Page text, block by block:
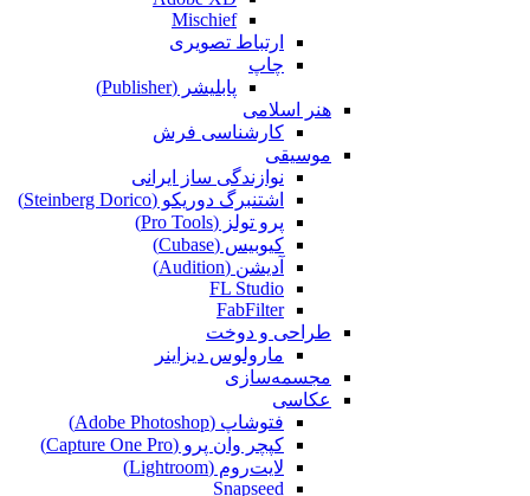
Mischief
ارتباط تصویری
چاپ
پابلیشر (Publisher)
هنر اسلامی
کارشناسی فرش
موسیقی
نوازندگی ساز ایرانی
اشتنبرگ دوریکو (Steinberg Dorico)
پرو تولز (Pro Tools)
کیوبیس (Cubase‎)
آدیشن (Audition)
FL Studio
FabFilter
طراحی و دوخت
مارولوس دیزاینر
مجسمه‌سازی‌
عکاسی
فتوشاپ (Adobe Photoshop)
کپچر وان پرو (Capture One Pro)
لایت‌روم (Lightroom)
Snapseed